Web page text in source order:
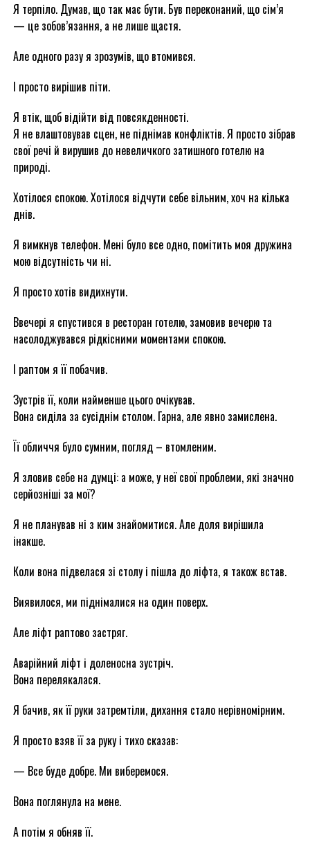
Я терпіло. Думав, що так має бути. Був переконаний, що сім’я
— це зобов’язання, а не лише щастя.
Але одного разу я зрозумів, що втомився.
І просто вирішив піти.
Я втік, щоб відійти від повсякденності.
Я не влаштовував сцен, не піднімав конфліктів. Я просто зібрав
свої речі й вирушив до невеличкого затишного готелю на
природі.
Хотілося спокою. Хотілося відчути себе вільним, хоч на кілька
днів.
Я вимкнув телефон. Мені було все одно, помітить моя дружина
мою відсутність чи ні.
Я просто хотів видихнути.
Ввечері я спустився в ресторан готелю, замовив вечерю та
насолоджувався рідкісними моментами спокою.
І раптом я її побачив.
Зустрів її, коли найменше цього очікував.
Вона сиділа за сусіднім столом. Гарна, але явно замислена.
Її обличчя було сумним, погляд – втомленим.
Я зловив себе на думці: а може, у неї свої проблеми, які значно
серйозніші за мої?
Я не планував ні з ким знайомитися. Але доля вирішила
інакше.
Коли вона підвелася зі столу і пішла до ліфта, я також встав.
Виявилося, ми піднімалися на один поверх.
Але ліфт раптово застряг.
Аварійний ліфт і доленосна зустріч.
Вона перелякалася.
Я бачив, як її руки затремтіли, дихання стало нерівномірним.
Я просто взяв її за руку і тихо сказав:
— Все буде добре. Ми виберемося.
Вона поглянула на мене.
А потім я обняв її.